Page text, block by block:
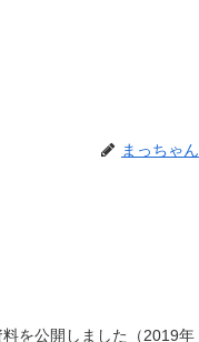
まっちゃん
を公開しました（2019年